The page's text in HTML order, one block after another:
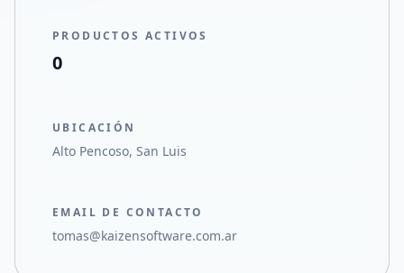
PRODUCTOS ACTIVOS
0
UBICACIÓN
Alto Pencoso, San Luis
EMAIL DE CONTACTO
tomas@kaizensoftware.com.ar